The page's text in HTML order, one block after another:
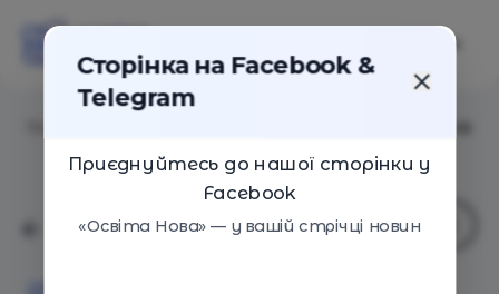
Сторінка на Facebook &
Telegram
Приєднуйтесь до нашої сторінки у
Facebook
«Освіта Нова» — у вашій стрічці новин